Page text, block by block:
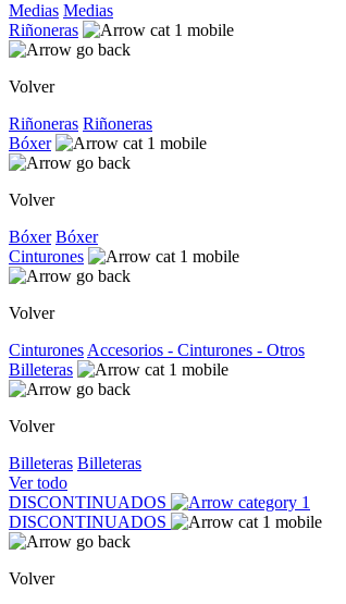
Medias Medias
Riñoneras
Volver
Riñoneras Riñoneras
Bóxer
Volver
Bóxer Bóxer
Cinturones
Volver
Cinturones Accesorios - Cinturones - Otros
Billeteras
Volver
Billeteras Billeteras
Ver todo
DISCONTINUADOS
DISCONTINUADOS
Volver